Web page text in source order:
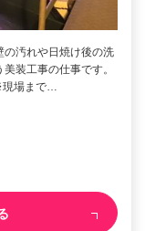
の汚れや日焼け後の洗
装工事の仕事です。
場まで…